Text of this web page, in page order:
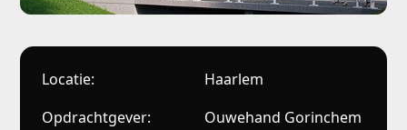
Locatie:
Haarlem
Opdrachtgever:
Ouwehand Gorinchem